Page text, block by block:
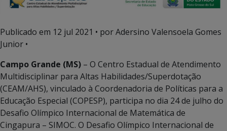
Publicado em 12 jul 2021 • por Adersino Valensoela Gomes
Junior •
Campo Grande (MS) – O Centro Estadual de Atendimento
Multidisciplinar para Altas Habilidades/Superdotação
(CEAM/AHS), vinculado à Coordenadoria de Políticas para a
Educação Especial (COPESP), participa no dia 24 de julho do
Desafio Olímpico Internacional de Matemática de
Cingapura – SIMOC. O Desafio Olímpico Internacional de